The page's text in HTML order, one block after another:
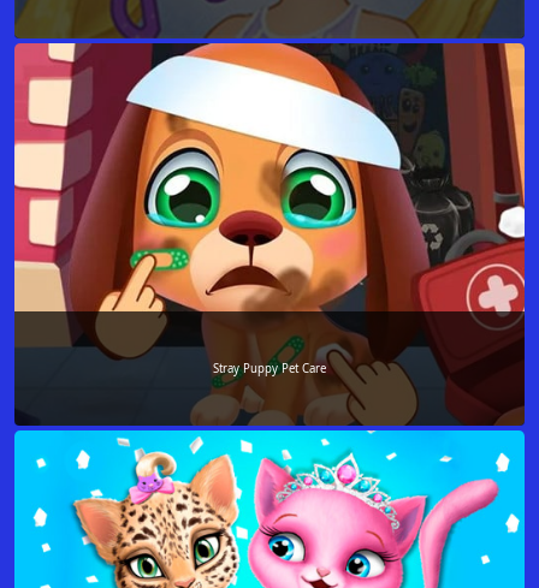
Stray Puppy Pet Care